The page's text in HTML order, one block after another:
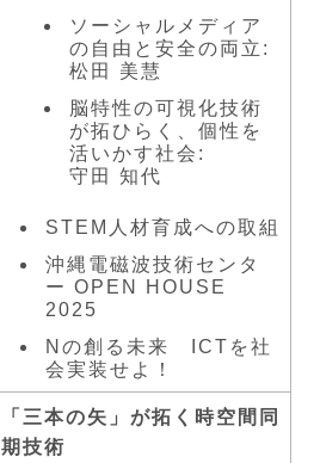
ソーシャルメディア
の自由と安全の両立:
松田 美慧
脳特性の可視化技術
が拓ひらく、個性を
活いかす社会:
守田 知代
STEM人材育成への取組
沖縄電磁波技術センタ
ー OPEN HOUSE
2025
Nの創る未来 ICTを社
会実装せよ！
「三本の矢」が拓く時空間同
期技術